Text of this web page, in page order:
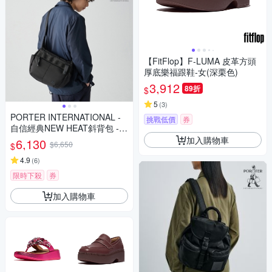
PORTER INTERNATIONAL -
自信經典NEW HEAT斜背包 -
全黑
$6,130 $6,650
4.9 (6)
限時下殺 券
加入購物車
【FitFlop】F-LUMA 皮革方頭
厚底樂福跟鞋-女(深栗色)
$3,912 89折
5 (3)
挑戰低價 券
加入購物車